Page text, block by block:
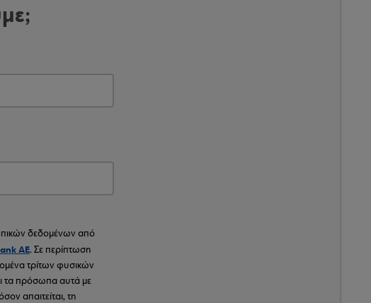
δεδομένων από
AE. Σε περίπτωση
τρίτων φυσικών
τα πρόσωπα αυτά με
απαιτείται, τη